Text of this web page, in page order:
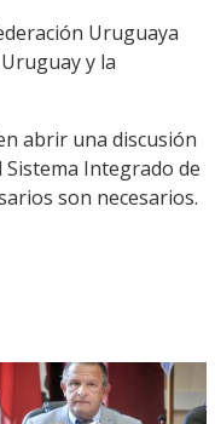
Uruguaya
y la
abrir una discusión
Integrado de
son necesarios.